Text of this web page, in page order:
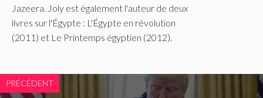
Jazeera. Joly est également l'auteur de deux
livres sur l'Égypte : L'Égypte en révolution
(2011) et Le Printemps égyptien (2012).
PRÉCÉDENT